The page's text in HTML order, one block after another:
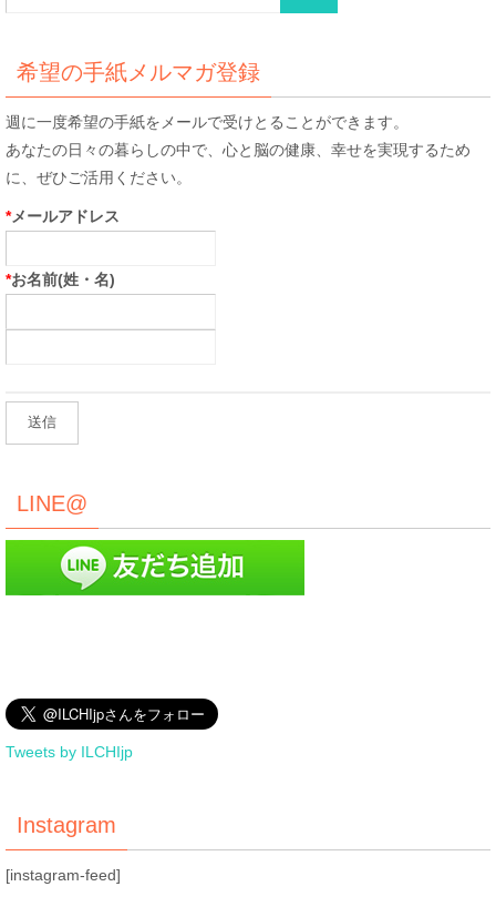
索
希望の手紙メルマガ登録
週に一度希望の手紙をメールで受けとることができます。
あなたの日々の暮らしの中で、心と脳の健康、幸せを実現するため
に、ぜひご活用ください。
*メールアドレス
*お名前(姓・名)
LINE@
Tweets by ILCHIjp
Instagram
[instagram-feed]